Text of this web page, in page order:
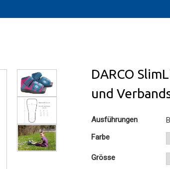
DARCO
und
Ausführungen
Farbe
Grösse